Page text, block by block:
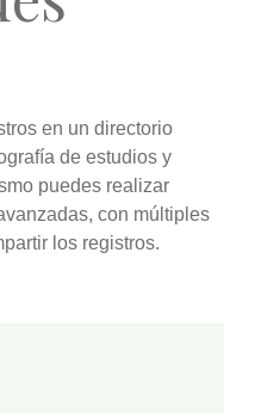
en un directorio
de estudios y
puedes realizar
, con múltiples
los registros.